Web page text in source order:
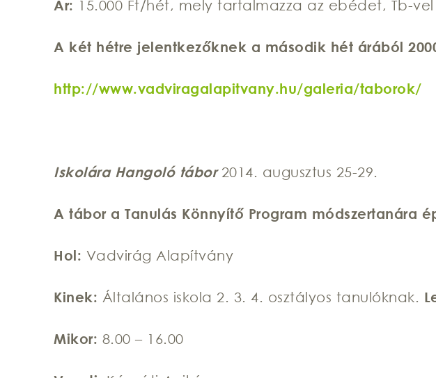
Ár: 15.000 Ft/hét, mely tartalmazza az ebédet, Tb-vel
A két hétre jelentkezőknek a második hét árából
http://www.vadviragalapitvany.hu/galeria/taborok/
Iskolára Hangoló tábor2014. augusztus 25-29.
A tábor a Tanulás Könnyítő Program módszertanára
Hol: Vadvirág Alapítvány
Kinek: Általános iskola 2. 3. 4. osztályos tanulóknak.
Mikor: 8.00 – 16.00